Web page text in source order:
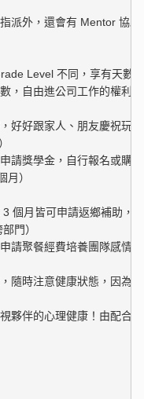
，還會有 Mentor 協助
Level 不同，享有天數
自由進公司工作的權利喔
好跟家人、朋友慶祝玩樂
學金，自行報名或購買
）
皆可申請返鄉補助，最
門）
餐經費培養團隊感情，
注意健康狀態，因為身
的心理健康！由配合的